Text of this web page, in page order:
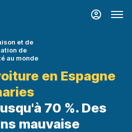
et de
de
au monde
en Espagne
70 %. Des
mauvaise